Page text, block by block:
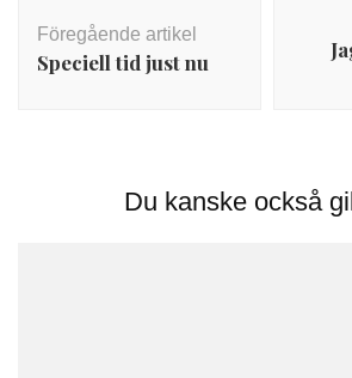
Föregående artikel
Speciell tid just nu
Du kanske också